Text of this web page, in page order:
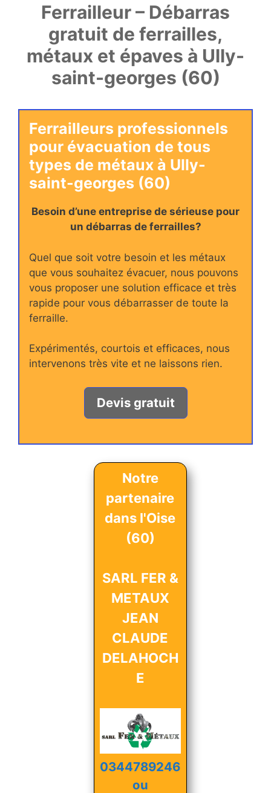
Ferrailleur – Débarras
gratuit de ferrailles,
métaux et épaves à Ully-
saint-georges (60)
Ferrailleurs professionnels
pour évacuation de tous
types de métaux à Ully-
saint-georges (60)
Besoin d’une entreprise de sérieuse pour
un débarras de ferrailles?
Quel que soit votre besoin et les métaux
que vous souhaitez évacuer, nous pouvons
vous proposer une solution efficace et très
rapide pour vous débarrasser de toute la
ferraille.
Expérimentés, courtois et efficaces, nous
intervenons très vite et ne laissons rien.
Devis gratuit
Notre
partenaire
dans l'Oise
(60)
SARL FER &
METAUX
JEAN
CLAUDE
DELAHOCH
E
0344789246
ou